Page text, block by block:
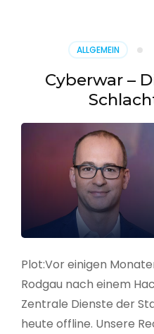
ALLGEMEIN
Cyberwar –
Plot:Vor einigen
Rodgau nach einem
Zentrale Dienste der
heute offline. Unsere